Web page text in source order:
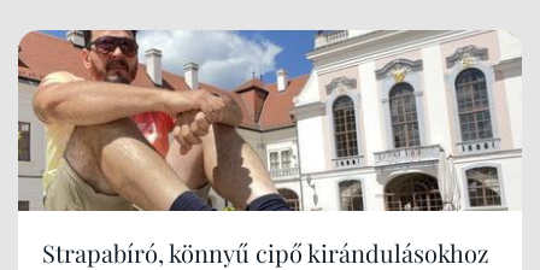
Strapabíró, könnyű cipő kirándulásokhoz